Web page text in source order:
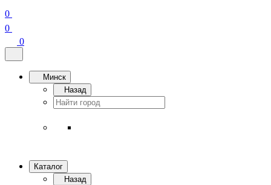
0
0
0
Минск
Назад
Каталог
Назад